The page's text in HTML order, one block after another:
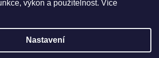
výkon a použitelnost. Více
Nastavení
Vytvořil Shoptet